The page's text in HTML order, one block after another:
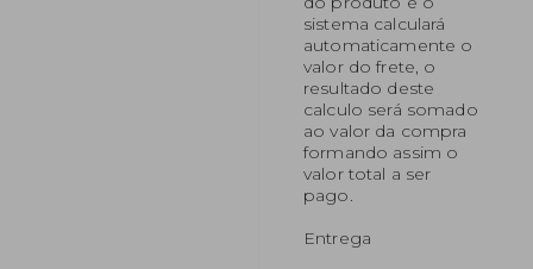
sistema calculará
automaticamente o
valor do frete, o
resultado deste
calculo será somado
ao valor da compra
formando assim o
valor total a ser
pago.
Entrega